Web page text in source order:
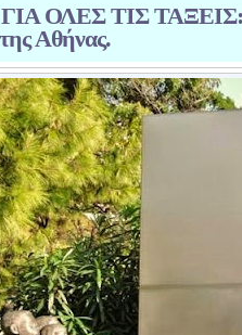
ΟΛΕΣ ΤΙΣ ΤΑΞΕΙΣ:
Αθήνας.